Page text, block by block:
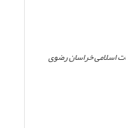
اسلامی خراسان رضوی